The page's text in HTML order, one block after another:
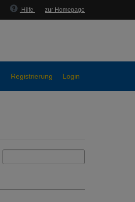
Hilfe zur Homepage
Registrierung Login